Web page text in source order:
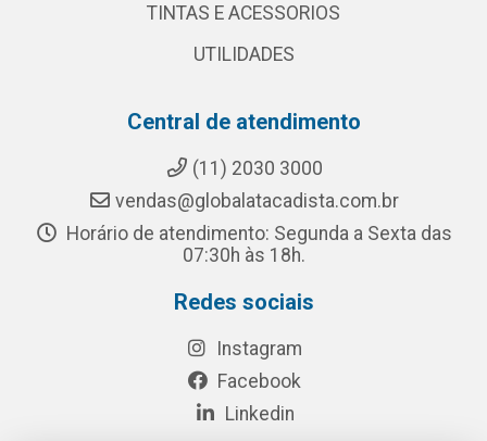
TINTAS E ACESSORIOS
UTILIDADES
Central de atendimento
(11) 2030 3000
vendas@globalatacadista.com.br
Horário de atendimento: Segunda a Sexta das
07:30h às 18h.
Redes sociais
Instagram
Facebook
Linkedin